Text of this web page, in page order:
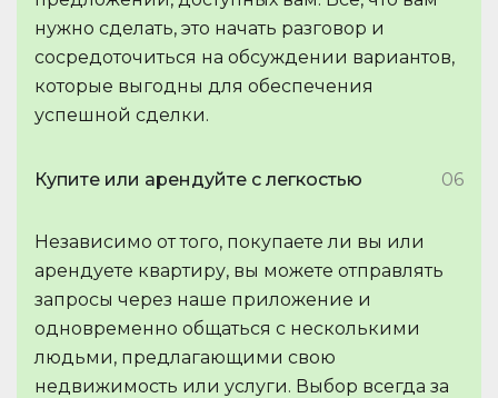
нужно сделать, это начать разговор и
сосредоточиться на обсуждении вариантов,
которые выгодны для обеспечения
успешной сделки.
Купите или арендуйте с легкостью 06
Независимо от того, покупаете ли вы или
арендуете квартиру, вы можете отправлять
запросы через наше приложение и
одновременно общаться с несколькими
людьми, предлагающими свою
недвижимость или услуги. Выбор всегда за